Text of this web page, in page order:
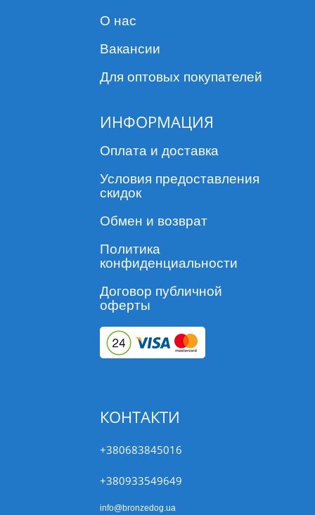
О нас
Вакансии
Для оптовых покупателей
ИНФОРМАЦИЯ
Оплата и доставка
Условия предоставления
скидок
Обмен и возврат
Политика
конфиденциальности
Договор публичной
оферты
КОНТАКТИ
+380683845016
+380933549649
info@bronzedog.ua